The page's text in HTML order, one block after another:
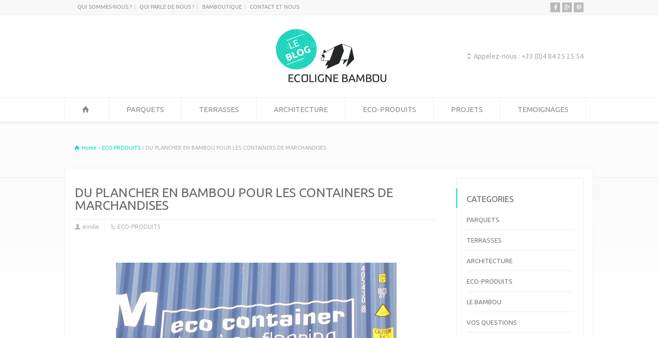
QUI SOMMES-NOUS ? QUI PARLE DE NOUS ? BAMBOUTIQUE CONTACT ET NOUS
Appelez-nous : +33 (0)4 84 25 25 54
PARQUETS TERRASSES ARCHITECTURE ECO-PRODUITS PROJETS TEMOIGNAGES
Home ECO-PRODUITS DU PLANCHER EN BAMBOU POUR LES CONTAINERS DE MARCHANDISES
DU PLANCHER EN BAMBOU POUR LES CONTAINERS DE
MARCHANDISES
emilie ECO-PRODUITS
CATEGORIES
PARQUETS
TERRASSES
ARCHITECTURE
ECO-PRODUITS
LE BAMBOU
VOS QUESTIONS